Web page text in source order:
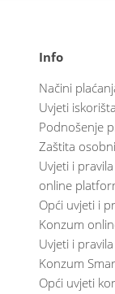
Info
Načini
Uvjeti
Podnošenje
Zaštita
Uvjeti i
online
Opći uvjeti i
Konzum
Uvjeti i
Konzum
Opći uvjeti